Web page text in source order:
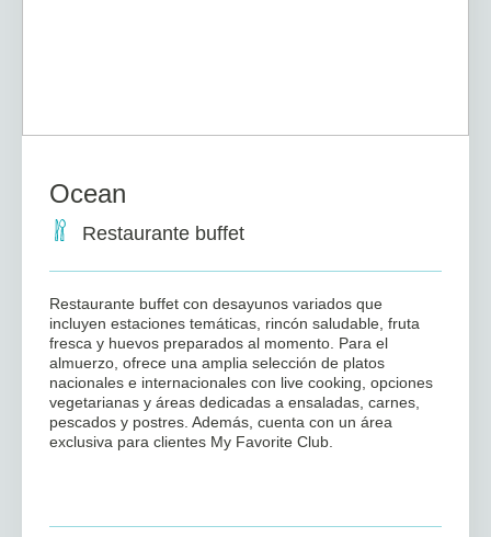
Ocean
Restaurante buffet
Restaurante buffet con desayunos variados que
incluyen estaciones temáticas, rincón saludable, fruta
fresca y huevos preparados al momento. Para el
almuerzo, ofrece una amplia selección de platos
nacionales e internacionales con live cooking, opciones
vegetarianas y áreas dedicadas a ensaladas, carnes,
pescados y postres. Además, cuenta con un área
exclusiva para clientes My Favorite Club.